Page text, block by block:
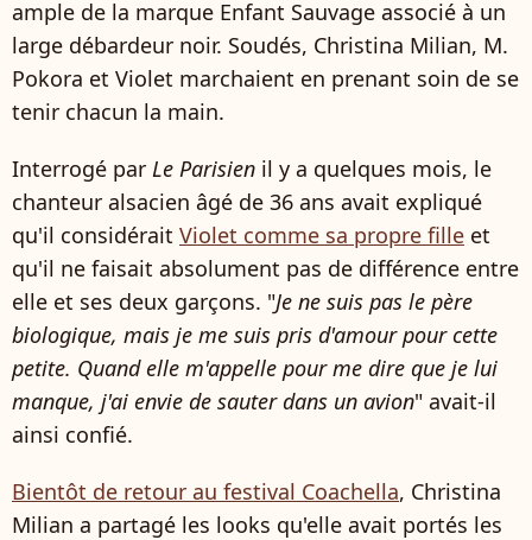
ample de la marque Enfant Sauvage associé à un
large débardeur noir. Soudés, Christina Milian, M.
Pokora et Violet marchaient en prenant soin de se
tenir chacun la main.
Interrogé par Le Parisien il y a quelques mois, le
chanteur alsacien âgé de 36 ans avait expliqué
qu'il considérait Violet comme sa propre fille et
qu'il ne faisait absolument pas de différence entre
elle et ses deux garçons. "Je ne suis pas le père
biologique, mais je me suis pris d'amour pour cette
petite. Quand elle m'appelle pour me dire que je lui
manque, j'ai envie de sauter dans un avion" avait-il
ainsi confié.
Bientôt de retour au festival Coachella, Christina
Milian a partagé les looks qu'elle avait portés les